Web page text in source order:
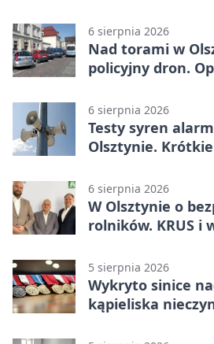
6 sierpnia 2026
Nad torami w
policyjny dron.
6 sierpnia 2026
Testy syren
Olsztynie.
6 sierpnia 2026
W Olsztynie o
rolników. KRUS i
5 sierpnia 2026
Wykryto sinice
kąpieliska